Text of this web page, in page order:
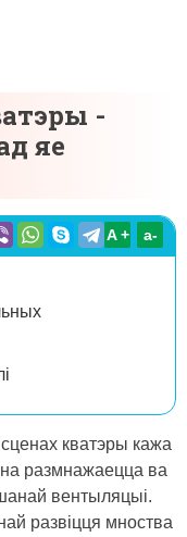
-
яе
A + а-
кватэры кажа
размнажаецца ва
вентыляцыі.
развіцця мноства